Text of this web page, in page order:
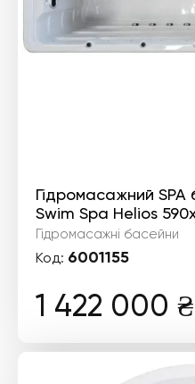
Гідромасажний
Swim Spa Helios
Гідромасажні басейни
Код: 6001155
1 422 000 ₴